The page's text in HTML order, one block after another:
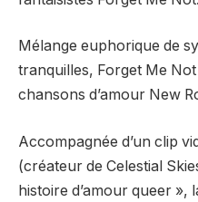
Mélange euphorique de
tranquilles, Forget Me
chansons d’amour New
Accompagnée d’un clip
(créateur de Celestial
histoire d’amour queer »,